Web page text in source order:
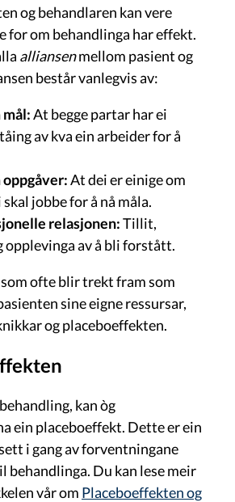
og behandlaren kan vere
for om behandlinga har effekt.
alliansenmellom pasient og
består vanlegvis av:
mål:At begge partar har ei
av kva ein arbeider for å
oppgåver:At dei er einige om
jobbe for å nå måla.
relasjonen:Tillit,
opplevinga av å bli forstått.
ofte blir trekt fram som
sine eigne ressursar,
og placeboeffekten.
kan òg
ein placeboeffekt. Dette er ein
i gang av forventningane
behandlinga. Du kan lese meir
vår om Placeboeffekten og